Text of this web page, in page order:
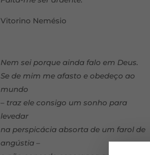
Vitorino Nemésio
Nem sei porque ainda falo em Deus.
Se de mim me afasto e obedeço ao
mundo
– traz ele consigo um sonho para
levedar
na perspicácia absorta de um farol de
angústia –